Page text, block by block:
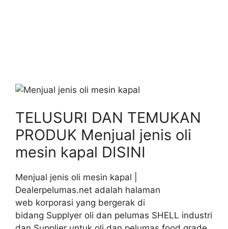
TELUSURI DAN TEMUKAN
PRODUK Menjual jenis oli
mesin kapal DISINI
Menjual jenis oli mesin kapal |
Dealerpelumas.net adalah halaman
web korporasi yang bergerak di
bidang Supplyer oli dan pelumas SHELL industri